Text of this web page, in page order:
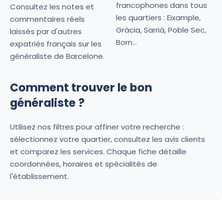
Consultez les notes et
commentaires réels
laissés par d'autres
expatriés français sur les
généraliste de Barcelone.
francophones dans tous
les quartiers : Eixample,
Gràcia, Sarrià, Poble Sec,
Born...
Comment trouver le bon
généraliste ?
Utilisez nos filtres pour affiner votre recherche :
sélectionnez votre quartier, consultez les avis clients
et comparez les services. Chaque fiche détaille
coordonnées, horaires et spécialités de
l'établissement.